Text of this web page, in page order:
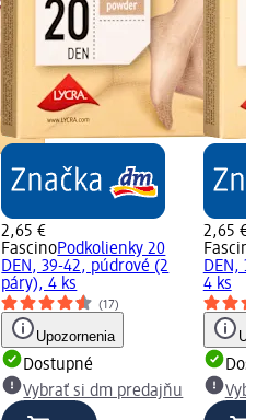
2,65 €
FascinoPodkolienky 20
DEN, 39-42, púdrové (2
páry), 4 ks
(17)
Upozornenia
Dostupné
Vybrať si dm predajňu
2,65 €
Fascino
DEN,
4 ks